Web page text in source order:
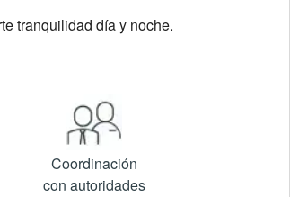
tranquilidad día y noche.
Coordinación
con autoridades